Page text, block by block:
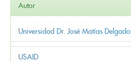
Autor
Universidad Dr. José Matías Delgado
USAID